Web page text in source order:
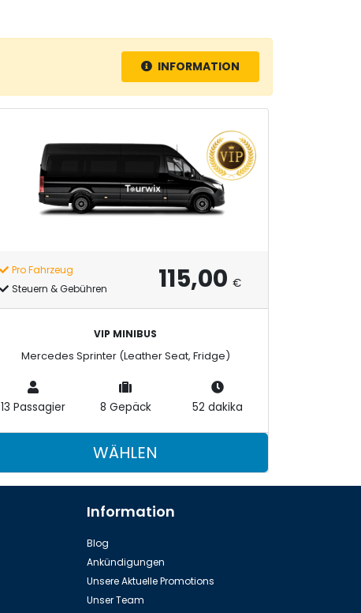
INFORMATION
Pro Fahrzeug
Steuern & Gebühren
115,00 €
VIP MINIBUS
Mercedes Sprinter (Leather Seat, Fridge)
13 Passagier 8 Gepäck 52 dakika
WÄHLEN
Information
Blog
Ankündigungen
Unsere Aktuelle Promotions
Unser Team